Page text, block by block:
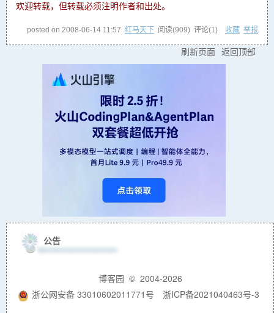
欢迎转载，但转载必须注明作者和出处。
posted on 2008-06-14 11:57 红马天下 阅读(909) 评论(1 ) 收藏 举报
刷新页面 返回顶部
公告
博客园 © 2004-2026
浙公网安备 33010602011771号
浙ICP备2021040463号-3